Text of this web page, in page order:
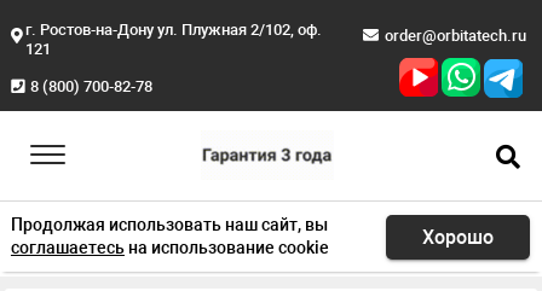
г. Ростов-на-Дону ул. Плужная 2/102, оф.
121
8 (800) 700-82-78
order@orbitatech.ru
Продолжая использовать наш сайт, вы
соглашаетесьна использование cookie Хорошо
Главная Продукция Умный номер O-DA15001-C